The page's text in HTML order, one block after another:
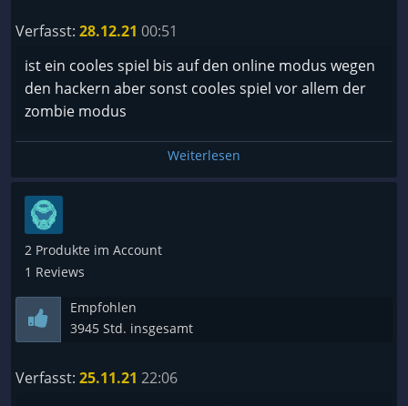
Verfasst: 28.12.21 00:51
ist ein cooles spiel bis auf den online modus wegen
den hackern aber sonst cooles spiel vor allem der
zombie modus
Weiterlesen
2 Produkte im Account
1 Reviews
Empfohlen
3945 Std. insgesamt
Verfasst: 25.11.21 22:06